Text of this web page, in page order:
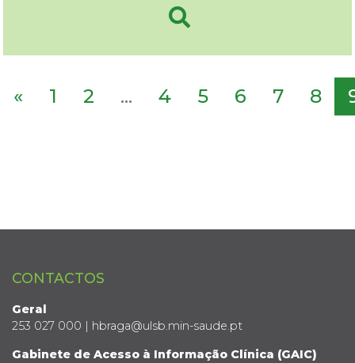
« 1 2 ... 4 5 6 7 8
CONTACTOS
Geral
253 027 000 | hbraga@ulsb.min-saude.pt
Gabinete de Acesso à Informação Clínica (GAIC)